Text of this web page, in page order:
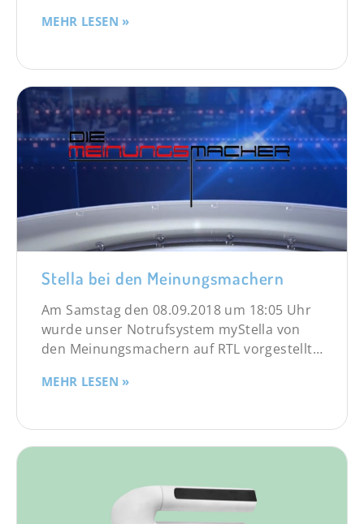
MEHR LESEN »
Stella bei den Meinungsmachern
Am Samstag den 08.09.2018 um 18:05 Uhr
wurde unser Notrufsystem myStella von
den Meinungsmachern auf RTL vorgestellt…
MEHR LESEN »